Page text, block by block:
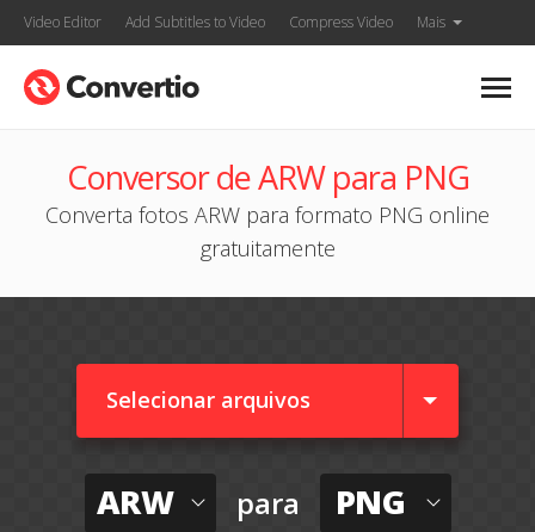
Video Editor Add Subtitles to Video Compress Video Mais
Conversor de ARW para PNG
Converta fotos ARW para formato PNG online
gratuitamente
Selecionar arquivos
ARW para PNG